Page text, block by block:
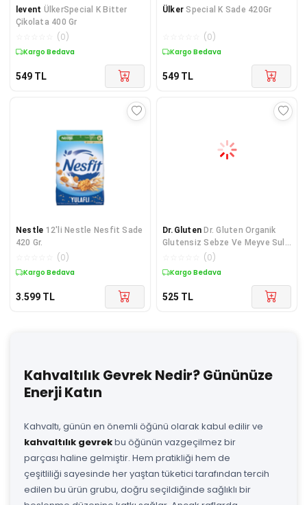
levent ÜlkerSpecial K Bitter
Çikolata 400 Gr
(0)
Kargo Bedava
549 TL
Ülker Special K Sade 420Gr
(0)
Kargo Bedava
549 TL
Nestle 12'li Nestle Nesfit Sade
420 Gr.
(0)
Kargo Bedava
3.599 TL
Dr.Gluten Dr. Gluten Organik
Glutensiz Sebze Ve Meyve Sulu
Halka Tahıl Gevr
(0)
Kargo Bedava
525 TL
Kahvaltılık Gevrek Nedir? Gününüze
Enerji Katın
Kahvaltı, günün en önemli öğünü olarak kabul edilir ve
kahvaltılık gevrekbu öğünün vazgeçilmez bir
parçası haline gelmiştir. Hem pratikliği hem de
çeşitliliği sayesinde her yaştan tüketici tarafından tercih
edilen bu ürün grubu, doğru seçildiğinde sağlıklı bir